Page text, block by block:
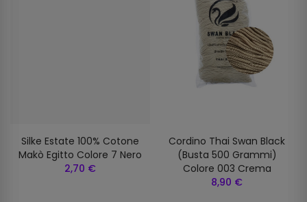
Silke Estate 100% Cotone
Makò Egitto Colore 7 Nero
2,70 €
Cordino Thai Swan Black
(busta 500 Grammi)
Colore 003 Crema
8,90 €